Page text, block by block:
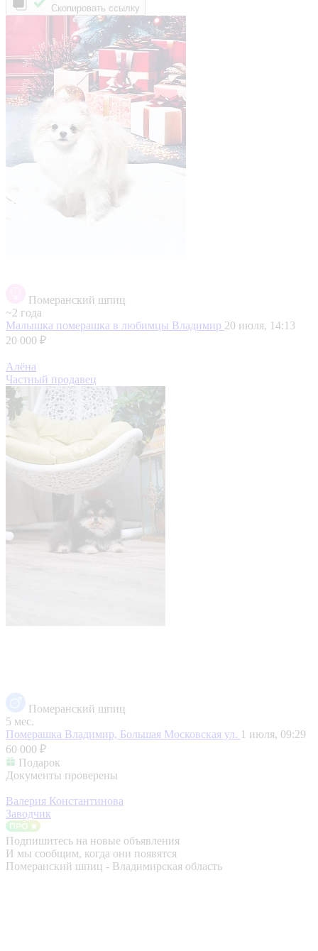
Скопировать ссылку
Померанский шпиц
~2 года
Малышка померашка в любимцы Владимир 20 июля, 14:13
20 000 ₽
Алёна
Частный продавец
Померанский шпиц
5 мес.
Померашка Владимир, Большая Московская ул. 1 июля, 09:29
60 000 ₽
Подарок
Документы проверены
Валерия Константинова
Заводчик
Подпишитесь на новые объявления
И мы сообщим, когда они появятся
Померанский шпиц - Владимирская область